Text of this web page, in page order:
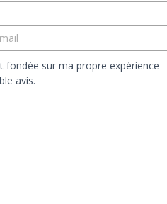
fondée sur ma propre expérience
avis.